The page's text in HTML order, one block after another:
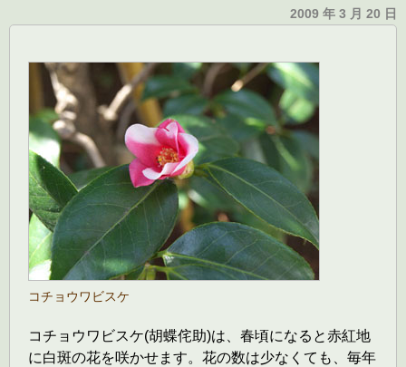
2009 年 3 月 20 日
コチョウワビスケ
コチョウワビスケ(胡蝶侘助)は、春頃になると赤紅地
に白斑の花を咲かせます。花の数は少なくても、毎年